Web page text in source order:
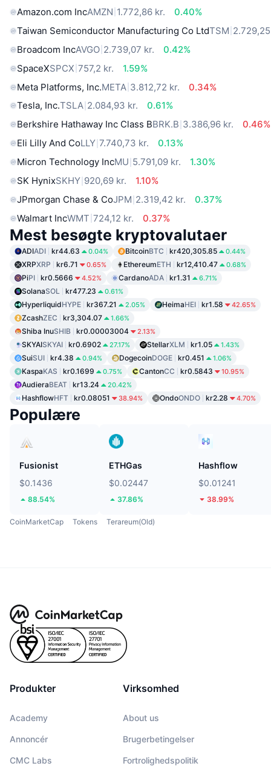
Amazon.com IncAMZN 1.772,86 kr.
0.40%
Taiwan Semiconductor Manufacturing Co LtdTSM
Broadcom IncAVGO 2.739,07 kr.
0.42%
SpaceXSPCX 757,2 kr.
1.59%
Meta Platforms, Inc.META 3.812,72 kr.
0.34%
Tesla, Inc.TSLA 2.084,93 kr.
0.61%
Berkshire Hathaway Inc Class BBRK.B 3.386,96 kr.
0.46%
Eli Lilly And CoLLY 7.740,73 kr.
0.13%
Micron Technology IncMU 5.791,09 kr.
1.30%
SK HynixSKHY 920,69 kr.
1.10%
JPmorgan Chase & CoJPM 2.319,42 kr.
0.37%
Walmart IncWMT 724,12 kr. 0.37%
Mest besøgte kryptovalutaer
ADIADI kr44.63 0.04% BitcoinBTC kr420,305.85 0.44%
XRPXRP kr6.71 0.65% EthereumETH kr12,410.47 0.68%
PiPI kr0.5666 4.52% CardanoADA kr1.31 6.71%
SolanaSOL kr477.23 0.61%
HyperliquidHYPE kr367.21 2.05% HeimaHEI kr1.58 42.65%
ZcashZEC kr3,304.07 1.66%
Shiba InuSHIB kr0.00003004 2.13%
SKYAISKYAI kr0.6902 27.17% StellarXLM kr1.05 1.43%
SuiSUI kr4.38 0.94% DogecoinDOGE kr0.451 1.06%
KaspaKAS kr0.1699 0.75% CantonCC kr0.5843 10.95%
AudieraBEAT kr13.24 20.42%
HashflowHFT kr0.08051 38.94% OndoONDO kr2.28 4.70%
Populære
Fusionist
$0.1436
88.54%
ETHGas
$0.02447
37.86%
Hashflow
$0.01241
38.99%
CoinMarketCap Tokens Terareum(Old)
Produkter
Academy
Annoncér
CMC Labs
Virksomhed
About us
Brugerbetingelser
Fortrolighedspolitik